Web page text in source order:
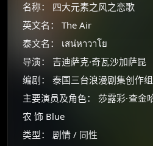
名称： 四大元素之风之恋歌
英文名： The Air
泰文名： เสน่หาวาโย
导演： 吉迪萨克·奇瓦沙加萨昆
编剧： 泰国三台浪漫剧集创作组
主要演员及角色： 莎露彩·查金
农 饰 Blue
类型： 剧情 / 同性